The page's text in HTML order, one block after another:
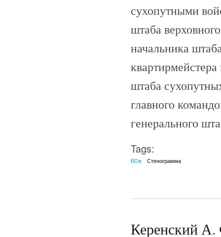
сухопутными
штаба
начальника
штаба
главного
генерального
Tags:
ВОв Стенограмма
Керенский